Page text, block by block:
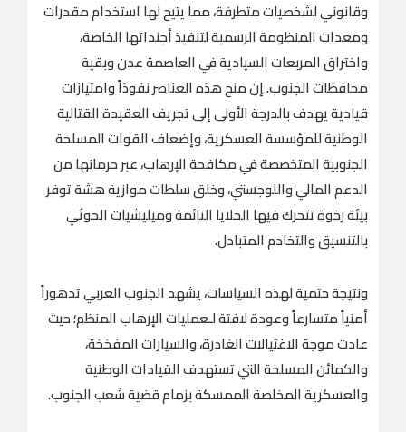
وقانوني لشخصيات متطرفة، مما يتيح لها استخدام مقدرات
ومعدات المنظومة الرسمية لتنفيذ أجنداتها الخاصة،
واختراق المربعات السيادية في العاصمة عدن وبقية
محافظات الجنوب. إن منح هذه العناصر نفوذاً وامتيازات
قيادية يهدف بالدرجة الأولى إلى تجريف العقيدة القتالية
الوطنية للمؤسسة العسكرية، وإضعاف القوات المسلحة
الجنوبية المتخصصة في مكافحة الإرهاب، عبر حرمانها من
الدعم المالي واللوجستي، وخلق سلطات موازية هشة توفر
بيئة رخوة تتحرك فيها الخلايا النائمة وميليشيات الحوثي
بالتنسيق والتخادم المتبادل.
ونتيجة حتمية لهذه السياسات، يشهد الجنوب العربي تدهوراً
أمنياً متسارعاً وعودة لافتة لـعمليات الإرهاب المنظم؛ حيث
عادت موجة الاغتيالات الغادرة، والسيارات المفخخة،
والكمائن المسلحة التي تستهدف القيادات الوطنية
والعسكرية المخلصة الممسكة بزمام قضية شعب الجنوب.